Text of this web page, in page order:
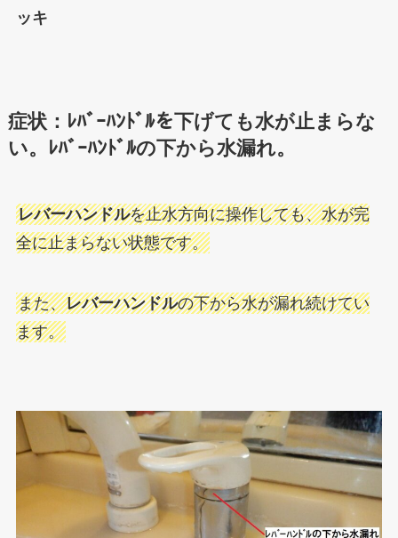
ッキ
症状：ﾚﾊﾞｰﾊﾝﾄﾞﾙを下げても水が止まらな
い。ﾚﾊﾞｰﾊﾝﾄﾞﾙの下から水漏れ。
レバーハンドルを止水方向に操作しても、水が完
全に止まらない状態です。
また、レバーハンドルの下から水が漏れ続けてい
ます。